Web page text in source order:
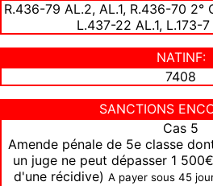
R.436-79 AL.2, AL.1, R.436-70 2°
L.437-22 AL.1, L.173-7
NATINF:
7408
SANCTIONS
Cas 5
Amende pénale de 5e classe
un juge ne peut dépasser 1
d'une récidive) A payer sous 45